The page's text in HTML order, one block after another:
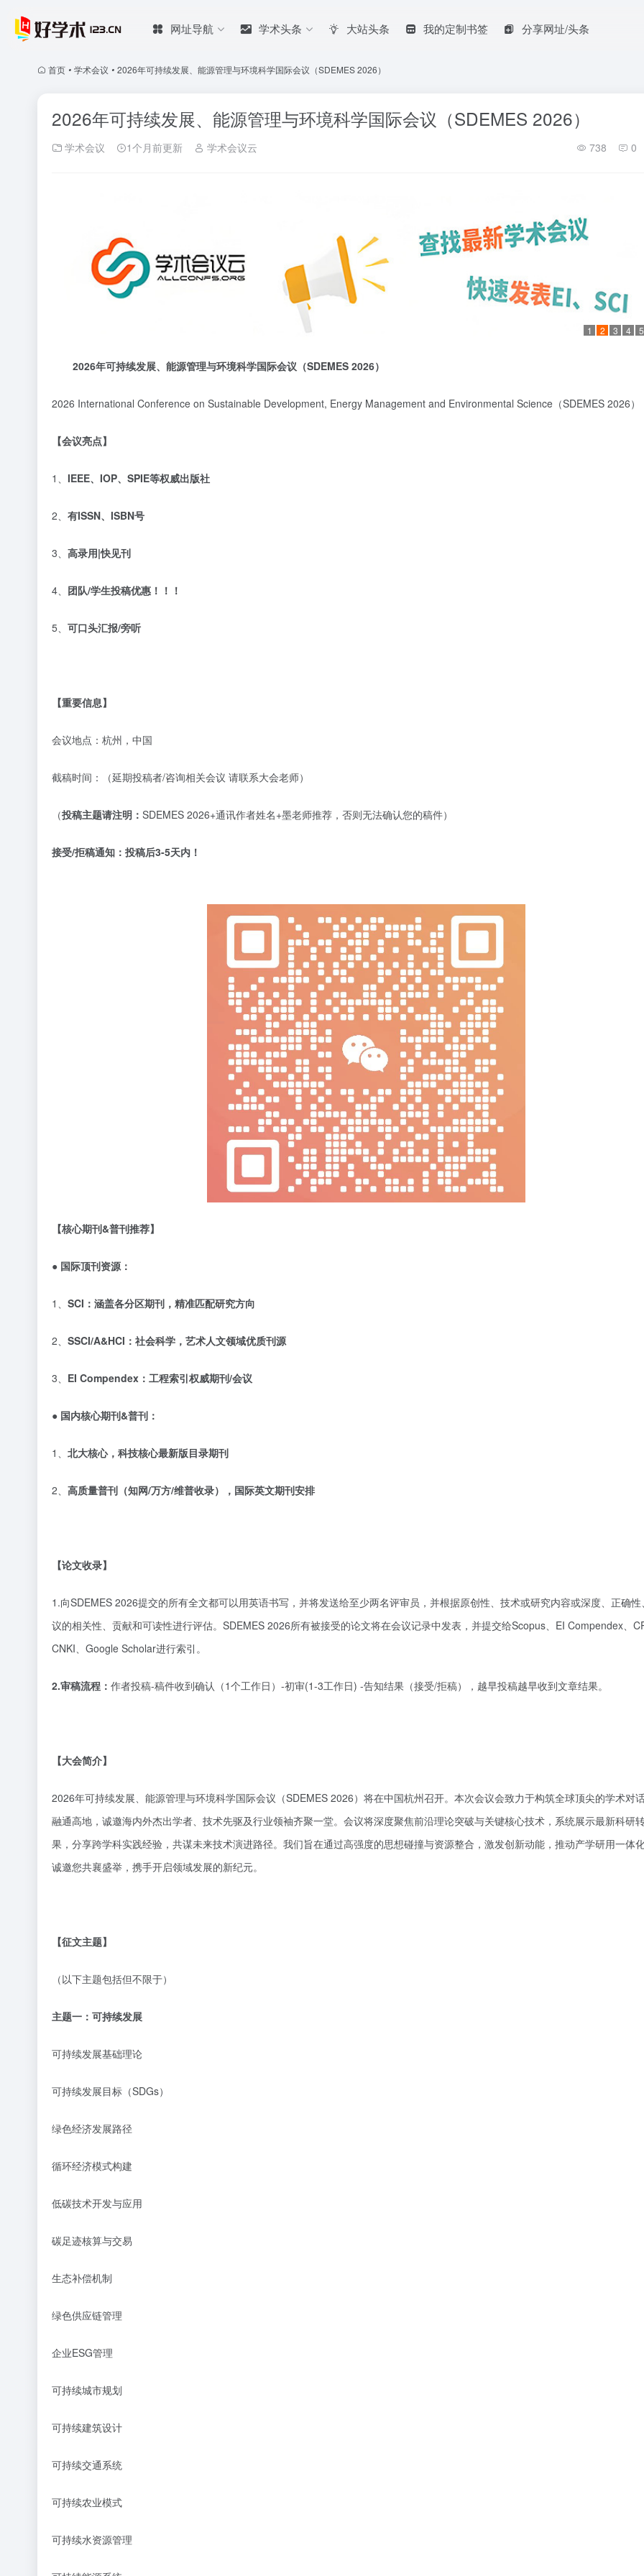
网址导航 学术头条 大站头条 我的定制书签 分享网址/头条
首页 • 学术会议 • 2026年可持续发展、能源管理与环境科学国际会议（SDEMES 2026）
2026年可持续发展、能源管理与环境科学国际会议（SDEMES 2026）
学术会议 1个月前更新 学术会议云 738 0
1 2 3 4 5
2026年可持续发展、能源管理与环境科学国际会议 （SDEMES 2026）
2026 International Conference on Sustainable Development, Energy Management and Environmental Science（SDEMES 2026）
【会议亮点】
1、 IEEE、 IOP、 SPIE等权威出版社
2、 有ISSN、 ISBN号
3、 高录用|快见刊
4、 团队/学生投稿优惠！！！
5、 可口头汇报/旁听
【重要信息】
会议地点：杭州，中国
截稿时间：（延期投稿者/咨询相关会议 请联系大会老师）
（投稿主题请注明： SDEMES 2026+通讯作者姓名+墨老师推荐，否则无法确认您的稿件）
接受/拒稿通知： 投稿后3-5天内！
【核心期刊&普刊推荐】
● 国际顶刊资源：
1、 SCI ：涵盖各分区期刊，精准匹配研究方向
2、 SSCI/A&HCI ：社会科学，艺术人文领域优质刊源
3、 EI Compendex ：工程索引权威期刊/会议
● 国内核心期刊&普刊：
1、 北大核心，科技核心最新版目录期刊
2、 高质量普刊（知网/万方/维普收录），国际英文期刊安排
【论文收录】
1.向SDEMES 2026提交的所有全文都可以用英语书写，并将发送给至少两名评审员，并根据原创性、技术或研究内容或深度、正确
议的相关性、贡献和可读性进行评估。SDEMES 2026所有被接受的论文将在会议记录中发表，并提交给Scopus、EI Compendex、
CNKI、Google Scholar进行索引。
2.审稿流程： 作者投稿-稿件收到确认（1个工作日）-初审(1-3工作日) -告知结果（接受/拒稿），越早投稿越早收到文章结果。
【大会简介】
2026年可持续发展、能源管理与环境科学国际会议（SDEMES 2026）将在中国杭州召开。本次会议会致力于构筑全球顶尖的学术对
融通高地，诚邀海内外杰出学者、技术先驱及行业领袖齐聚一堂。会议将深度聚焦前沿理论突破与关键核心技术，系统展示最新科研
果，分享跨学科实践经验，共谋未来技术演进路径。我们旨在通过高强度的思想碰撞与资源整合，激发创新动能，推动产学研用一体
诚邀您共襄盛举，携手开启领域发展的新纪元。
【征文主题】
（以下主题包括但不限于）
主题一： 可持续发展
可持续发展基础理论
可持续发展目标（SDGs）
绿色经济发展路径
循环经济模式构建
低碳技术开发与应用
碳足迹核算与交易
生态补偿机制
绿色供应链管理
企业ESG管理
可持续城市规划
可持续建筑设计
可持续交通系统
可持续农业模式
可持续水资源管理